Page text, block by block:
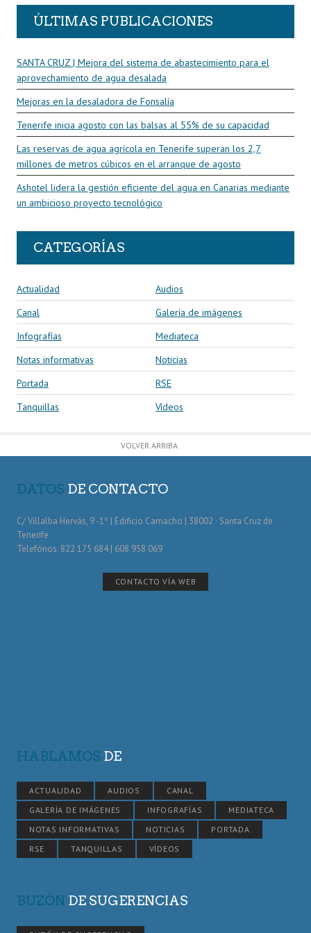
ÚLTIMAS PUBLICACIONES
SANTA CRUZ | Mejora del sistema de abastecimiento para el
aprovechamiento de agua desalada
Mejoras en la desaladora de Fonsalía
Tenerife inicia agosto con las balsas al 55% de su capacidad
Las reservas de agua agrícola en Tenerife superan los 2,7
millones de metros cúbicos en el arranque de agosto
Ashotel lidera la gestión eficiente del agua en Canarias mediante
un ambicioso proyecto tecnológico
CATEGORÍAS
Actualidad
Audios
Canal
Galería de imágenes
Infografías
Mediateca
Notas informativas
Noticias
Portada
RSE
Tanquillas
Vídeos
VOLVER ARRIBA
DATOS DE CONTACTO
C/ Villalba Hervás, 9 -1º | Edificio Camacho | 38002 · Santa Cruz de
Tenerife
Telefónos: 822 175 684 | 608 958 069
CONTACTO VÍA WEB
HABLAMOS DE
ACTUALIDAD AUDIOS
CANAL
GALERÍA DE IMÁGENES
INFOGRAFÍAS
MEDIATECA
NOTAS INFORMATIVAS
NOTICIAS
PORTADA
RSE
TANQUILLAS VÍDEOS
BUZÓN DE SUGERENCIAS